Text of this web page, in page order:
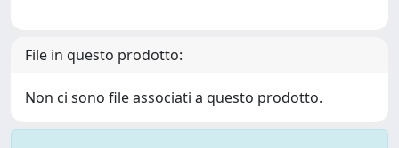
File in questo prodotto:
Non ci sono file associati a questo prodotto.